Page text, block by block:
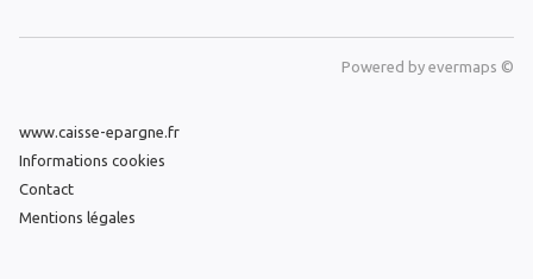
Powered by evermaps ©
www.caisse-epargne.fr
Informations cookies
Contact
Mentions légales